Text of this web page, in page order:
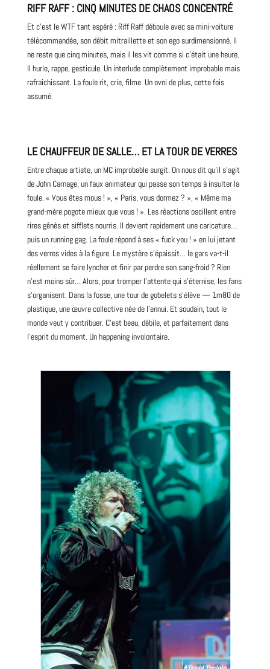
RIFF RAFF : CINQ MINUTES DE CHAOS CONCENTRÉ
Et c’est le WTF tant espéré : Riff Raff déboule avec sa mini-voiture
télécommandée, son débit mitraillette et son ego surdimensionné. Il
ne reste que cinq minutes, mais il les vit comme si c’était une heure.
Il hurle, rappe, gesticule. Un interlude complètement improbable mais
rafraîchissant. La foule rit, crie, filme. Un ovni de plus, cette fois
assumé.
LE CHAUFFEUR DE SALLE… ET LA TOUR DE VERRES
Entre chaque artiste, un MC improbable surgit. On nous dit qu’il s’agit
de John Carnage, un faux animateur qui passe son temps à insulter la
foule. « Vous êtes mous ! », « Paris, vous dormez ? », « Même ma
grand-mère pogote mieux que vous ! ». Les réactions oscillent entre
rires gênés et sifflets nourris. Il devient rapidement une caricature…
puis un running gag. La foule répond à ses « fuck you ! » en lui jetant
des verres vides à la figure. Le mystère s’épaissit… le gars va-t-il
réellement se faire lyncher et finir par perdre son sang-froid ? Rien
n’est moins sûr… Alors, pour tromper l’attente qui s’éternise, les fans
s’organisent. Dans la fosse, une tour de gobelets s’élève — 1m80 de
plastique, une œuvre collective née de l’ennui. Et soudain, tout le
monde veut y contribuer. C’est beau, débile, et parfaitement dans
l’esprit du moment. Un happening involontaire.